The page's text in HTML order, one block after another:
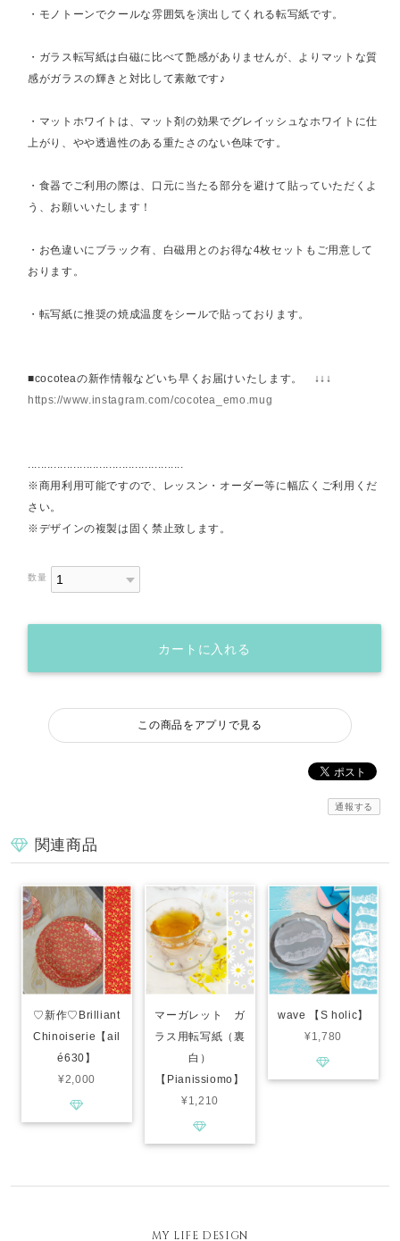
・モノトーンでクールな雰囲気を演出してくれる転写紙です。
・ガラス転写紙は白磁に比べて艶感がありませんが、よりマットな質
感がガラスの輝きと対比して素敵です♪
・マットホワイトは、マット剤の効果でグレイッシュなホワイトに仕
上がり、やや透過性のある重たさのない色味です。
・食器でご利用の際は、口元に当たる部分を避けて貼っていただくよ
う、お願いいたします！
・お色違いにブラック有、白磁用とのお得な4枚セットもご用意して
おります。
・転写紙に推奨の焼成温度をシールで貼っております。
■cocoteaの新作情報などいち早くお届けいたします。 ↓↓↓
https://www.instagram.com/cocotea_emo.mug
................................................
※商用利用可能ですので、レッスン・オーダー等に幅広くご利用くだ
さい。
※デザインの複製は固く禁止致します。
数量
カートに入れる
この商品をアプリで見る
通報する
関連商品
♡新作♡Brilliant
Chinoiserie【ail
é630】
¥2,000
マーガレット ガ
ラス用転写紙（裏
白）
【Pianissiomo】
¥1,210
wave 【S holic】
¥1,780
MY LIFE DESIGN